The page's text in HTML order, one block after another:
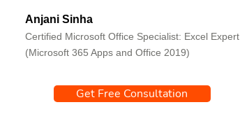
Anjani Sinha
Certified Microsoft Office Specialist: Excel Expert
(Microsoft 365 Apps and Office 2019)
Get Free Consultation